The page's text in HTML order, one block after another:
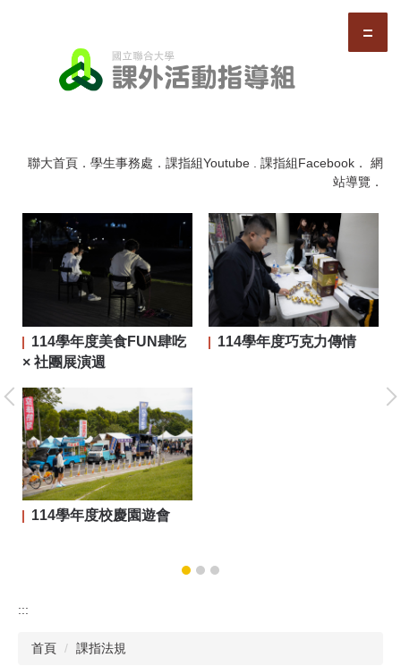
聯大首頁 ． 學生事務處 ． 課指組Youtube . 課指組Facebook ． 網
站導覽 ．
114學年度美食FUN肆吃
× 社團展演週
114學年度巧克力傳情
114學年度校慶園遊會
:::
首頁 課指法規